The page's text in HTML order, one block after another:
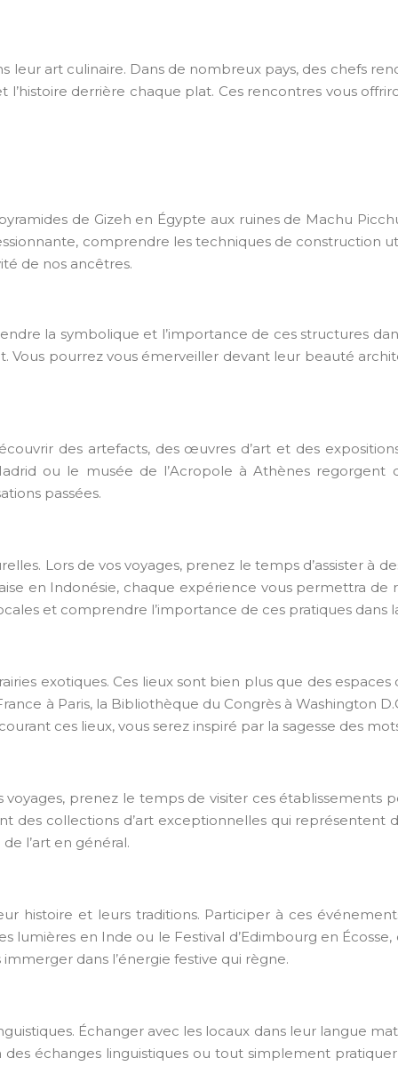
art culinaire. Dans de nombreux pays, des chefs
derrière chaque plat. Ces rencontres vous
de Gizeh en Égypte aux ruines de Machu
comprendre les techniques de construction
de nos ancêtres.
la symbolique et l’importance de ces structures
pourrez vous émerveiller devant leur beauté
des artefacts, des œuvres d’art et des
ou le musée de l’Acropole à Athènes regorgent
passées.
Lors de vos voyages, prenez le temps d’assister à
en Indonésie, chaque expérience vous permettra de
et comprendre l’importance de ces pratiques dans
exotiques. Ces lieux sont bien plus que des espaces
à Paris, la Bibliothèque du Congrès à Washington
ces lieux, vous serez inspiré par la sagesse des
prenez le temps de visiter ces
collections d’art exceptionnelles qui représentent
l’art en général.
et leurs traditions. Participer à ces
en Inde ou le Festival d’Edimbourg en
dans l’énergie festive qui règne.
Échanger avec les locaux dans leur langue
échanges linguistiques ou tout simplement